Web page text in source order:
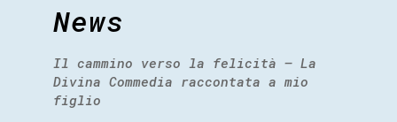
News
Il cammino verso la felicità – La
Divina Commedia raccontata a mio
figlio